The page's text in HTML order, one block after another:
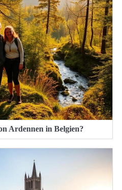
Ardennen in Belgien?